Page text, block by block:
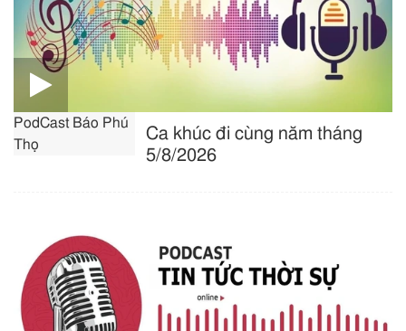
PodCast Báo Phú
Thọ
Ca khúc đi cùng năm tháng
5/8/2026